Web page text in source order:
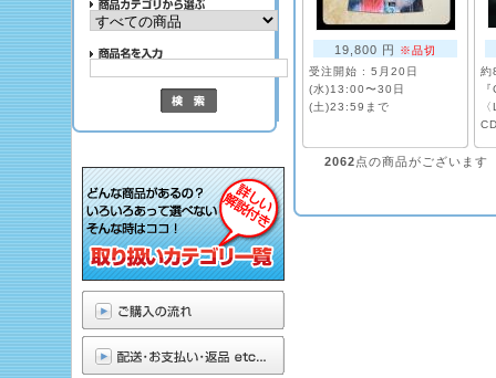
19,800 円
※品切
受注開始 : 5月20日
(水)13:00〜30日
(土)23:59まで
約
2062点の商品がございます